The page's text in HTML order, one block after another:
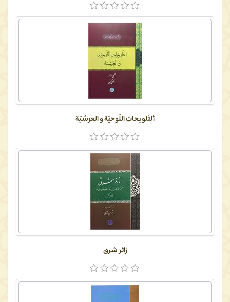
ألتَلویحات اللّوحیّة و العرشیّة
زائر شرق